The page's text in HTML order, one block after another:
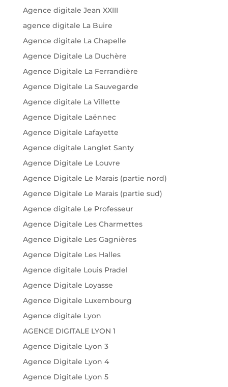
Agence digitale Jean XXIII
agence digitale La Buire
Agence digitale La Chapelle
Agence Digitale La Duchère
Agence Digitale La Ferrandière
Agence Digitale La Sauvegarde
Agence digitale La Villette
Agence Digitale Laënnec
Agence Digitale Lafayette
Agence digitale Langlet Santy
Agence Digitale Le Louvre
Agence Digitale Le Marais (partie nord)
Agence Digitale Le Marais (partie sud)
Agence digitale Le Professeur
Agence Digitale Les Charmettes
Agence Digitale Les Gagnières
Agence Digitale Les Halles
Agence digitale Louis Pradel
Agence Digitale Loyasse
Agence Digitale Luxembourg
Agence digitale Lyon
AGENCE DIGITALE LYON 1
Agence Digitale Lyon 3
Agence Digitale Lyon 4
Agence Digitale Lyon 5